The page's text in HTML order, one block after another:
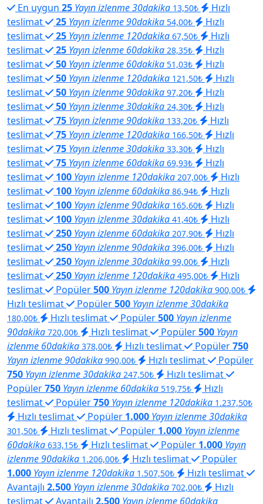
En uygun 25 Yayın izlenme 30dakika 13,50₺
Hızlı
teslimat
25 Yayın izlenme 90dakika 54,00₺
Hızlı
teslimat
25 Yayın izlenme 120dakika 67,50₺
Hızlı
teslimat
25 Yayın izlenme 60dakika 28,35₺
Hızlı
teslimat
50 Yayın izlenme 60dakika 51,03₺
Hızlı
teslimat
50 Yayın izlenme 120dakika 121,50₺
Hızlı
teslimat
50 Yayın izlenme 90dakika 97,20₺
Hızlı
teslimat
50 Yayın izlenme 30dakika 24,30₺
Hızlı
teslimat
75 Yayın izlenme 90dakika 133,20₺
Hızlı
teslimat
75 Yayın izlenme 120dakika 166,50₺
Hızlı
teslimat
75 Yayın izlenme 30dakika 33,30₺
Hızlı
teslimat
75 Yayın izlenme 60dakika 69,93₺
Hızlı
teslimat
100 Yayın izlenme 120dakika 207,00₺
Hızlı
teslimat
100 Yayın izlenme 60dakika 86,94₺
Hızlı
teslimat
100 Yayın izlenme 90dakika 165,60₺
Hızlı
teslimat
100 Yayın izlenme 30dakika 41,40₺
Hızlı
teslimat
250 Yayın izlenme 60dakika 207,90₺
Hızlı
teslimat
250 Yayın izlenme 90dakika 396,00₺
Hızlı
teslimat
250 Yayın izlenme 30dakika 99,00₺
Hızlı
teslimat
250 Yayın izlenme 120dakika 495,00₺
Hızlı
teslimat
Popüler500 Yayın izlenme 120dakika 900,00₺
Hızlı teslimat Popüler500 Yayın izlenme 30dakika
180,00₺ Hızlı teslimat Popüler500 Yayın izlenme
90dakika 720,00₺ Hızlı teslimat Popüler500 Yayın
izlenme 60dakika 378,00₺ Hızlı teslimat Popüler750
Yayın izlenme 90dakika 990,00₺ Hızlı teslimat
Popüler
750 Yayın izlenme 30dakika 247,50₺
Hızlı teslimat
Popüler750 Yayın izlenme 60dakika 519,75₺
Hızlı
teslimat
Popüler750 Yayın izlenme 120dakika 1.237,50₺
Hızlı teslimat Popüler 1.000 Yayın izlenme 30dakika
301,50₺ Hızlı teslimat Popüler 1.000 Yayın izlenme
60dakika 633,15₺ Hızlı teslimat Popüler 1.000 Yayın
izlenme 90dakika 1.206,00₺ Hızlı teslimat
Popüler
1.000 Yayın izlenme 120dakika 1.507,50₺
Hızlı teslimat
Avantajlı 2.500 Yayın izlenme 30dakika 702,00₺
Hızlı
teslimat
Avantajlı 2.500 Yayın izlenme 60dakika